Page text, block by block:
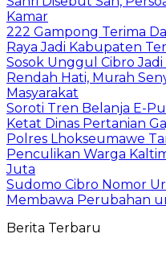
Kamar
222 Gampong Terima
Raya Jadi Kabupaten
Sosok Unggul Cibro
Rendah Hati, Murah
Masyarakat
Soroti Tren Belanja E-
Ketat Dinas Pertanian
Polres Lhokseumawe
Penculikan Warga
Juta
Sudomo Cibro Nomor
Membawa Perubahan
Berita Terbaru